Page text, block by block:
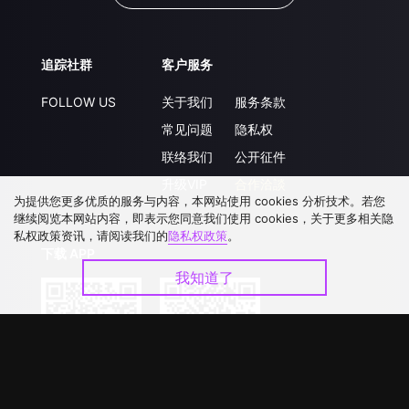
追踪社群
FOLLOW US
客户服务
关于我们
常见问题
联络我们
服务条款
隐私权
公开征件
为提供您更多优质的服务与内容，本网站使用 cookies 分析技术。若您
继续阅览本网站内容，即表示您同意我们使用 cookies，关于更多相关隐
私权政策资讯，请阅读我们的隐私权政策。
我知道了